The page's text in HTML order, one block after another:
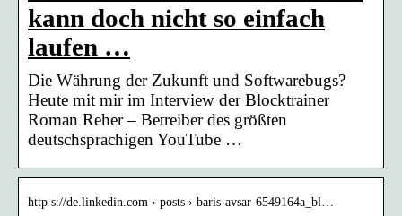
kann doch nicht so einfach
laufen …
Die Währung der Zukunft und Softwarebugs?
Heute mit mir im Interview der Blocktrainer
Roman Reher – Betreiber des größten
deutschsprachigen YouTube …
http s://de.linkedin.com › posts › baris-avsar-6549164a_bl…